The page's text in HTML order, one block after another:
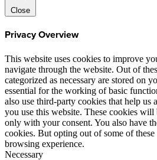
Close
Privacy Overview
This website uses cookies to improve
navigate through the website. Out of
categorized as necessary are stored on
essential for the working of basic
also use third-party cookies that help us
you use this website. These cookies
only with your consent. You also have
cookies. But opting out of some of
browsing experience.
Necessary